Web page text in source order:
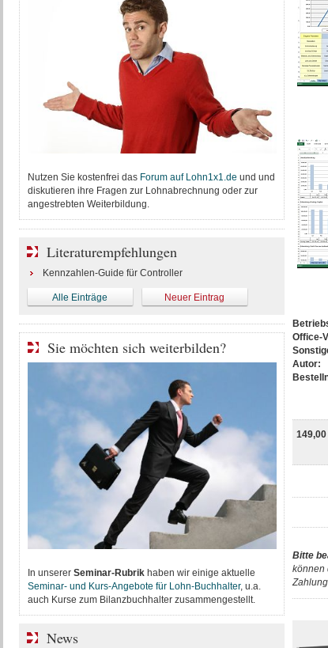
Office-
Autor:
Bitte
können
Nutzen Sie kostenfrei das Forum auf Lohn1x1.de und und
diskutieren ihre Fragen zur Lohnabrechnung oder zur
angestrebten Weiterbildung.
Literaturempfehlungen
Kennzahlen-Guide für Controller
Alle Einträge Neuer Eintrag
Sie möchten sich weiterbilden?
In unserer Seminar-Rubrikhaben wir einige aktuelle
Seminar- und Kurs-Angebote für Lohn-Buchhalter, u.a.
auch Kurse zum Bilanzbuchhalter zusammengestellt.
News